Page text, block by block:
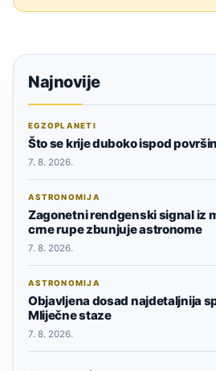
Najnovije
EGZOPLANETI
Što se krije duboko ispod
7. 8. 2026.
ASTRONOMIJA
Zagonetni rendgenski signal iz
crne rupe zbunjuje astronome
7. 8. 2026.
ASTRONOMIJA
Objavljena dosad najdetaljnija
Mliječne staze
7. 8. 2026.